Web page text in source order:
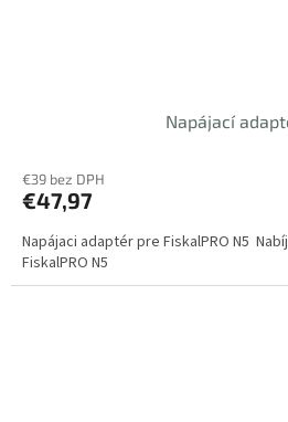
Napájací
€39 bez DPH
€47,97
Napájaci adaptér pre FiskalPRO N5
FiskalPRO N5